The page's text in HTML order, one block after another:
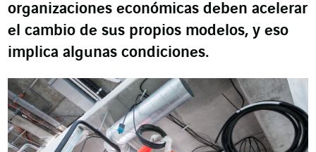
organizaciones económicas deben acelerar
el cambio de sus propios modelos, y eso
implica algunas condiciones.